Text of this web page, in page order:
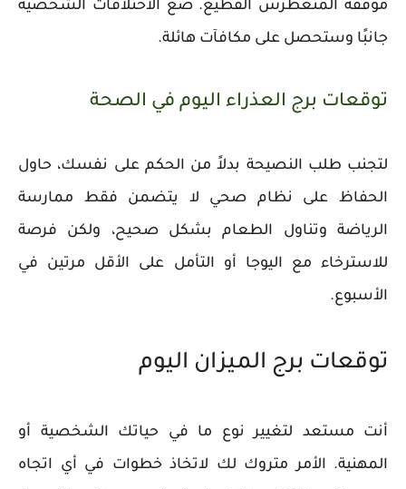
موقفه المتغطرس الفظيع. ضع الاختلافات الشخصية
جانبًا وستحصل على مكافآت هائلة.
توقعات برج العذراء اليوم في الصحة
لتجنب طلب النصيحة بدلاً من الحكم على نفسك، حاول
الحفاظ على نظام صحي لا يتضمن فقط ممارسة
الرياضة وتناول الطعام بشكل صحيح، ولكن فرصة
للاسترخاء مع اليوجا أو التأمل على الأقل مرتين في
الأسبوع.
توقعات برج الميزان اليوم
أنت مستعد لتغيير نوع ما في حياتك الشخصية أو
المهنية. الأمر متروك لك لاتخاذ خطوات في أي اتجاه